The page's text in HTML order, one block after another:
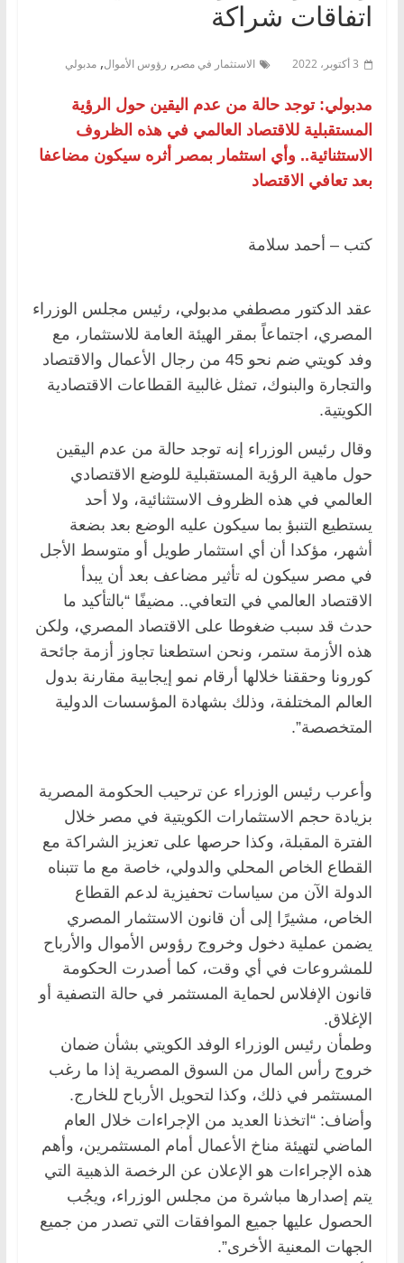
اتفاقات شراكة
3 أكتوبر، 2022 الاستثمار في مصر , رؤوس الأموال, مدبولي
مدبولي: توجد حالة من عدم اليقين حول الرؤية
المستقبلية للاقتصاد العالمي في هذه الظروف
الاستثنائية.. وأي استثمار بمصر أثره سيكون مضاعفا
بعد تعافي الاقتصاد
كتب – أحمد سلامة
عقد الدكتور مصطفي مدبولي، رئيس مجلس الوزراء
المصري، اجتماعاً بمقر الهيئة العامة للاستثمار، مع
وفد كويتي ضم نحو 45 من رجال الأعمال والاقتصاد
والتجارة والبنوك، تمثل غالبية القطاعات الاقتصادية
الكويتية.
وقال رئيس الوزراء إنه توجد حالة من عدم اليقين
حول ماهية الرؤية المستقبلية للوضع الاقتصادي
العالمي في هذه الظروف الاستثنائية، ولا أحد
يستطيع التنبؤ بما سيكون عليه الوضع بعد بضعة
أشهر، مؤكدا أن أي استثمار طويل أو متوسط الأجل
في مصر سيكون له تأثير مضاعف بعد أن يبدأ
الاقتصاد العالمي في التعافي.. مضيفًا “بالتأكيد ما
حدث قد سبب ضغوطا على الاقتصاد المصري، ولكن
هذه الأزمة ستمر، ونحن استطعنا تجاوز أزمة جائحة
كورونا وحققنا خلالها أرقام نمو إيجابية مقارنة بدول
العالم المختلفة، وذلك بشهادة المؤسسات الدولية
المتخصصة”.
وأعرب رئيس الوزراء عن ترحيب الحكومة المصرية
بزيادة حجم الاستثمارات الكويتية في مصر خلال
الفترة المقبلة، وكذا حرصها على تعزيز الشراكة مع
القطاع الخاص المحلي والدولي، خاصة مع ما تتبناه
الدولة الآن من سياسات تحفيزية لدعم القطاع
الخاص، مشيرًا إلى أن قانون الاستثمار المصري
يضمن عملية دخول وخروج رؤوس الأموال والأرباح
للمشروعات في أي وقت، كما أصدرت الحكومة
قانون الإفلاس لحماية المستثمر في حالة التصفية أو
الإغلاق.
وطمأن رئيس الوزراء الوفد الكويتي بشأن ضمان
خروج رأس المال من السوق المصرية إذا ما رغب
المستثمر في ذلك، وكذا لتحويل الأرباح للخارج.
وأضاف: “اتخذنا العديد من الإجراءات خلال العام
الماضي لتهيئة مناخ الأعمال أمام المستثمرين، وأهم
هذه الإجراءات هو الإعلان عن الرخصة الذهبية التي
يتم إصدارها مباشرة من مجلس الوزراء، ويجُب
الحصول عليها جميع الموافقات التي تصدر من جميع
الجهات المعنية الأخرى”.